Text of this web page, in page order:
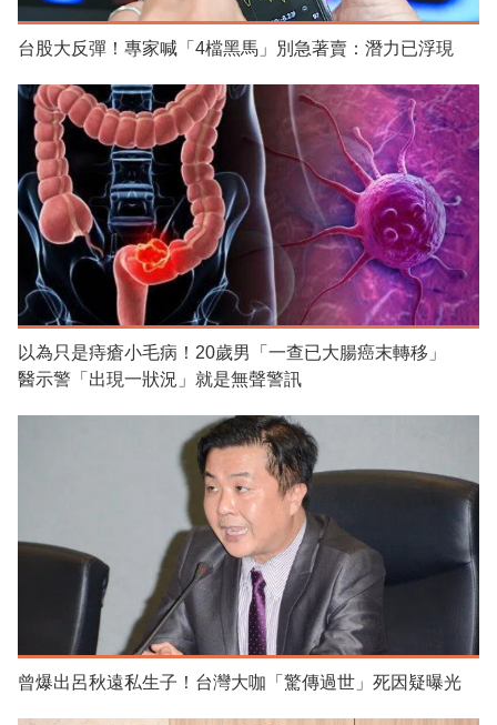
台股大反彈！專家喊「4檔黑馬」別急著賣：潛力已浮現
以為只是痔瘡小毛病！20歲男「一查已大腸癌末轉移」
醫示警「出現一狀況」就是無聲警訊
曾爆出呂秋遠私生子！台灣大咖「驚傳過世」死因疑曝光